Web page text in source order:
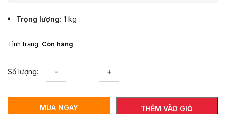
Trọng lượng 1 kg
Tình trạng: Còn hàng
Số lượng:
mạ
crom
THÊM VÀO GIỎ
MUA NGAY